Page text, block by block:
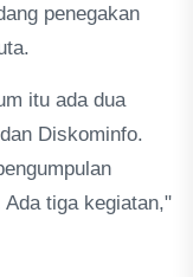
penegakan
itu ada dua
Diskominfo.
tiga kegiatan,"